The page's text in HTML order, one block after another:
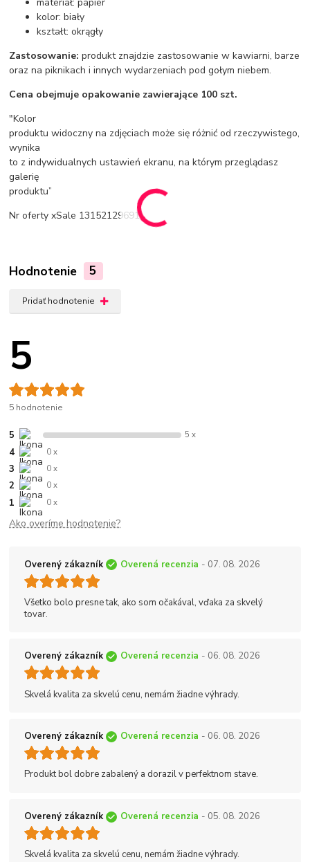
kolor: biały
kształt: okrągły
Zastosowanie: produkt znajdzie zastosowanie w kawiarni, barze
oraz na piknikach i innych wydarzeniach pod gołym niebem.
Cena obejmuje opakowanie zawierające 100 szt.
"Kolor
produktu widoczny na zdjęciach może się różnić od rzeczywistego,
wynika
to z indywidualnych ustawień ekranu, na którym przeglądasz
galerię
produktu”
Nr oferty xSale 13152129691
Hodnotenie 5
Pridať hodnotenie
5
5 hodnotenie
5 5 x
4 0 x
3 0 x
2 0 x
1 0 x
Ako overíme hodnotenie?
Overený zákazník Overená recenzia - 07. 08. 2026
Všetko bolo presne tak, ako som očakával, vďaka za skvelý
tovar.
Overený zákazník Overená recenzia - 06. 08. 2026
Skvelá kvalita za skvelú cenu, nemám žiadne výhrady.
Overený zákazník Overená recenzia - 06. 08. 2026
Produkt bol dobre zabalený a dorazil v perfektnom stave.
Overený zákazník Overená recenzia - 05. 08. 2026
Skvelá kvalita za skvelú cenu, nemám žiadne výhrady.